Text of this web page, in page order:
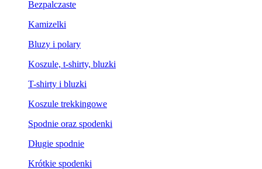
Bezpalczaste
Kamizelki
Bluzy i polary
Koszule, t-shirty, bluzki
T-shirty i bluzki
Koszule trekkingowe
Spodnie oraz spodenki
Długie spodnie
Krótkie spodenki